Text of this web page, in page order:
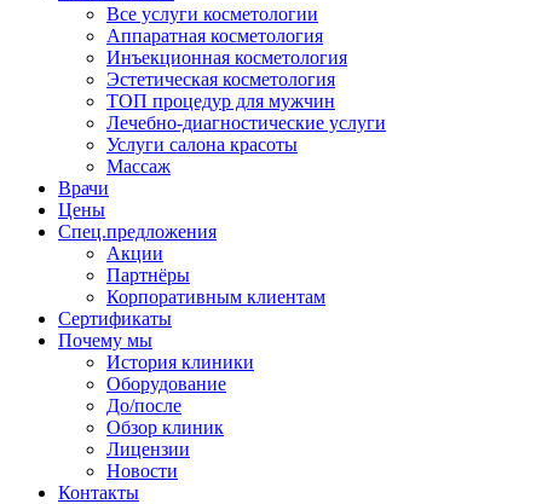
Все услуги косметологии
Аппаратная косметология
Инъекционная косметология
Эстетическая косметология
ТОП процедур для мужчин
Лечебно-диагностические услуги
Услуги салона красоты
Массаж
Врачи
Цены
Спец.предложения
Акции
Партнёры
Корпоративным клиентам
Сертификаты
Почему мы
История клиники
Оборудование
До/после
Обзор клиник
Лицензии
Новости
Контакты